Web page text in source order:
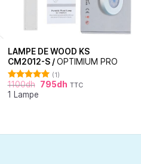
LAMPE DE WOOD KS
CM2012-S /OPTIMIUM PRO
Note5.00
sur 5
(1)
1100dh 795dh TTC
1 Lampe